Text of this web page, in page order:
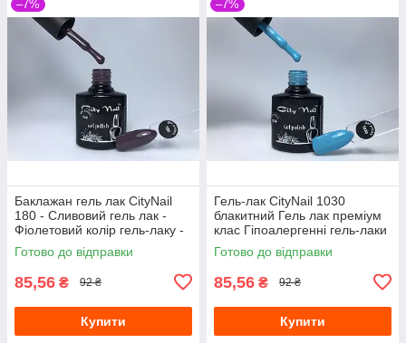
–7%
Баклажан гель лак CityNail
180 - Сливовий гель лак -
Фіолетовий колір гель-лаку -
Темні кольори гель лаків
Готово до відправки
85,56 ₴ 92 ₴
Купити
–7%
Гель-лак CityNail 1030
блакитний Гель лак преміум
клас Гіпоалергенні гель-лаки
для нігтів Гель-лаки City Nail
Готово до відправки
85,56 ₴ 92 ₴
Купити